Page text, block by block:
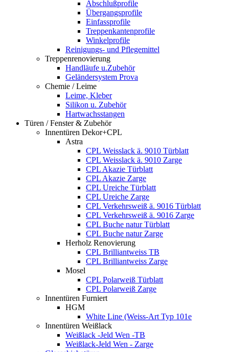
Abschlußprofile
Übergangsprofile
Einfassprofile
Treppenkantenprofile
Winkelprofile
Reinigungs- und Pflegemittel
Treppenrenovierung
Handläufe u.Zubehör
Geländersystem Prova
Chemie / Leime
Leime, Kleber
Silikon u. Zubehör
Hartwachsstangen
Türen / Fenster & Zubehör
Innentüren Dekor+CPL
Astra
CPL Weisslack ä. 9010 Türblatt
CPL Weisslack ä. 9010 Zarge
CPL Akazie Türblatt
CPL Akazie Zarge
CPL Ureiche Türblatt
CPL Ureiche Zarge
CPL Verkehrsweiß ä. 9016 Türblatt
CPL Verkehrsweiß ä. 9016 Zarge
CPL Buche natur Türblatt
CPL Buche natur Zarge
Herholz Renovierung
CPL Brilliantweiss TB
CPL Brilliantweiss Zarge
Mosel
CPL Polarweiß Türblatt
CPL Polarweiß Zarge
Innentüren Furniert
HGM
White Line (Weiss-Art Typ 101e
Innentüren Weißlack
Weißlack -Jeld Wen -TB
Weißlack-Jeld Wen - Zarge